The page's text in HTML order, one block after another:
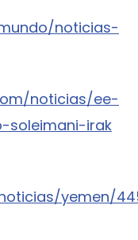
noticias-
noticias/ee-
soleimani-irak
yemen/